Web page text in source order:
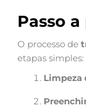
Passo
O processo de
etapas simples:
Limpeza